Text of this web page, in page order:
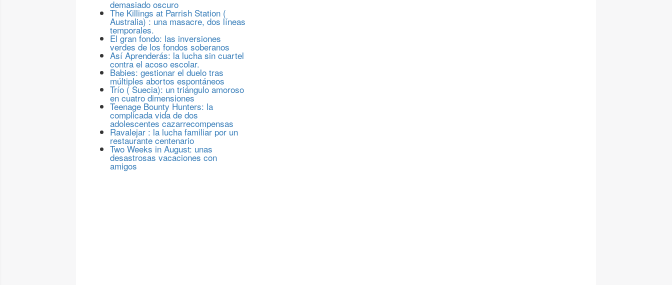
demasiado oscuro
The Killings at Parrish Station (
Australia) : una masacre, dos líneas
temporales.
El gran fondo: las inversiones
verdes de los fondos soberanos
Así Aprenderás: la lucha sin cuartel
contra el acoso escolar.
Babies: gestionar el duelo tras
múltiples abortos espontáneos
Trío ( Suecia): un triángulo amoroso
en cuatro dimensiones
Teenage Bounty Hunters: la
complicada vida de dos
adolescentes cazarrecompensas
Ravalejar : la lucha familiar por un
restaurante centenario
Two Weeks in August: unas
desastrosas vacaciones con
amigos